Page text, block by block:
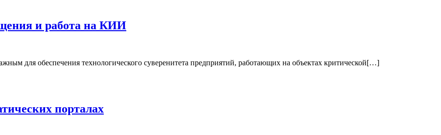
и работа на КИИ
для обеспечения технологического суверенитета предприятий, работающих на объектах критической[…]
порталах